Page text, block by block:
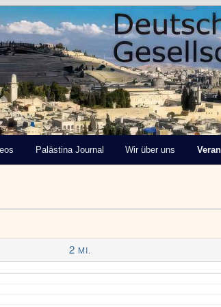
Palästina Journal Wir über uns
2 MI.